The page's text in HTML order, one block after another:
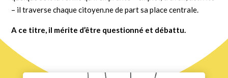
– il traverse chaque citoyen.ne de part sa place centrale.
A ce titre, il mérite d’être questionné et débattu.